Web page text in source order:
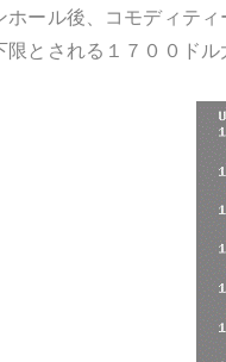
ホール後、コモディテ
限とされる１７００ド